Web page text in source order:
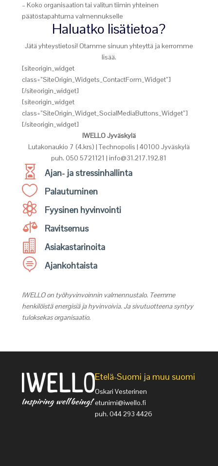
– Koko organisaation tai valitun tiimin yhteinen
päätöstapahtuma valmennukselle
Haluatko lisätietoa?
Jätä yhteystietosi! Otamme sinuun yhteyttä ja kerromme
lisää.
[siteorigin_widget
class=”SiteOrigin_Widgets_ContactForm_Widget”]
[/siteorigin_widget]
[siteorigin_widget
class=”SiteOrigin_Widget_SocialMediaButtons_Widget”]
[/siteorigin_widget]
IWELLO Jyväskylä
Lutakonaukio 7 (4.krs) | Technopolis | 40100 Jyväskylä
puh. 050 5721121 | info@31.217.192.81
 Ajan- ja stressinhallinta
 Palautuminen
 Fyysinen hyvinvointi
 Ravitsemus
 Asiakastarinoita
 Ajankohtaista
IWELLO on työhyvinvoinnin valmennustalo. Teemme
henkilöistä energisiä ja hyvinvoivia. Ja sivutuotteena syntyy
tuloksekas organisaatio.
Etelä-Suomi ja muu suomi
Oskari Vesterinen
etunimi@iwello.fi
puh. 044 293 4426